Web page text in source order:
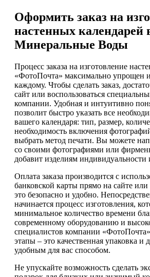
Оформить заказ на
настенных календарей
Минеральные Воды
Процесс заказа на изготовление
«ФотоПочта» максимально упрощен
каждому. Чтобы сделать заказ,
сайт или воспользоваться
компании. Удобная и интуитивно
позволит быстро указать все
вашего календаря: тип, размер,
необходимость включения
выбрать метод печати. Вы можете
со своими фотографиями или
добавит изделиям индивидуальности
Оплата заказа производится с
банковской карты прямо на сайте
это безопасно и удобно.
начинается процесс изготовления,
минимальное количество времени
современному оборудованию и
специалистов компании
этапы – это качественная упаковка и
удобным для вас способом.
Не упускайте возможность сделать